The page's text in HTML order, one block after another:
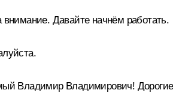
Давайте начнём работать.
Владимир Владимирович! Дорогие